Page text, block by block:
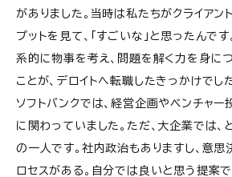
がありました。当時は私たちがクライアン
プットを見て、「すごいな」と思ったんで
系的に物事を考え、問題を解く力を身に
ことが、デロイトへ転職したきっかけでした
ソフトバンクでは、経営企画やベンチャー
に関わっていました。ただ、大企業では、
の一人です。社内政治もありますし、意
ロセスがある。自分では良いと思う提案